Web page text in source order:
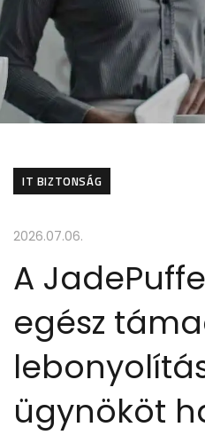
IT BIZTONSÁG
2026.07.06.
A
egész
ügynököt